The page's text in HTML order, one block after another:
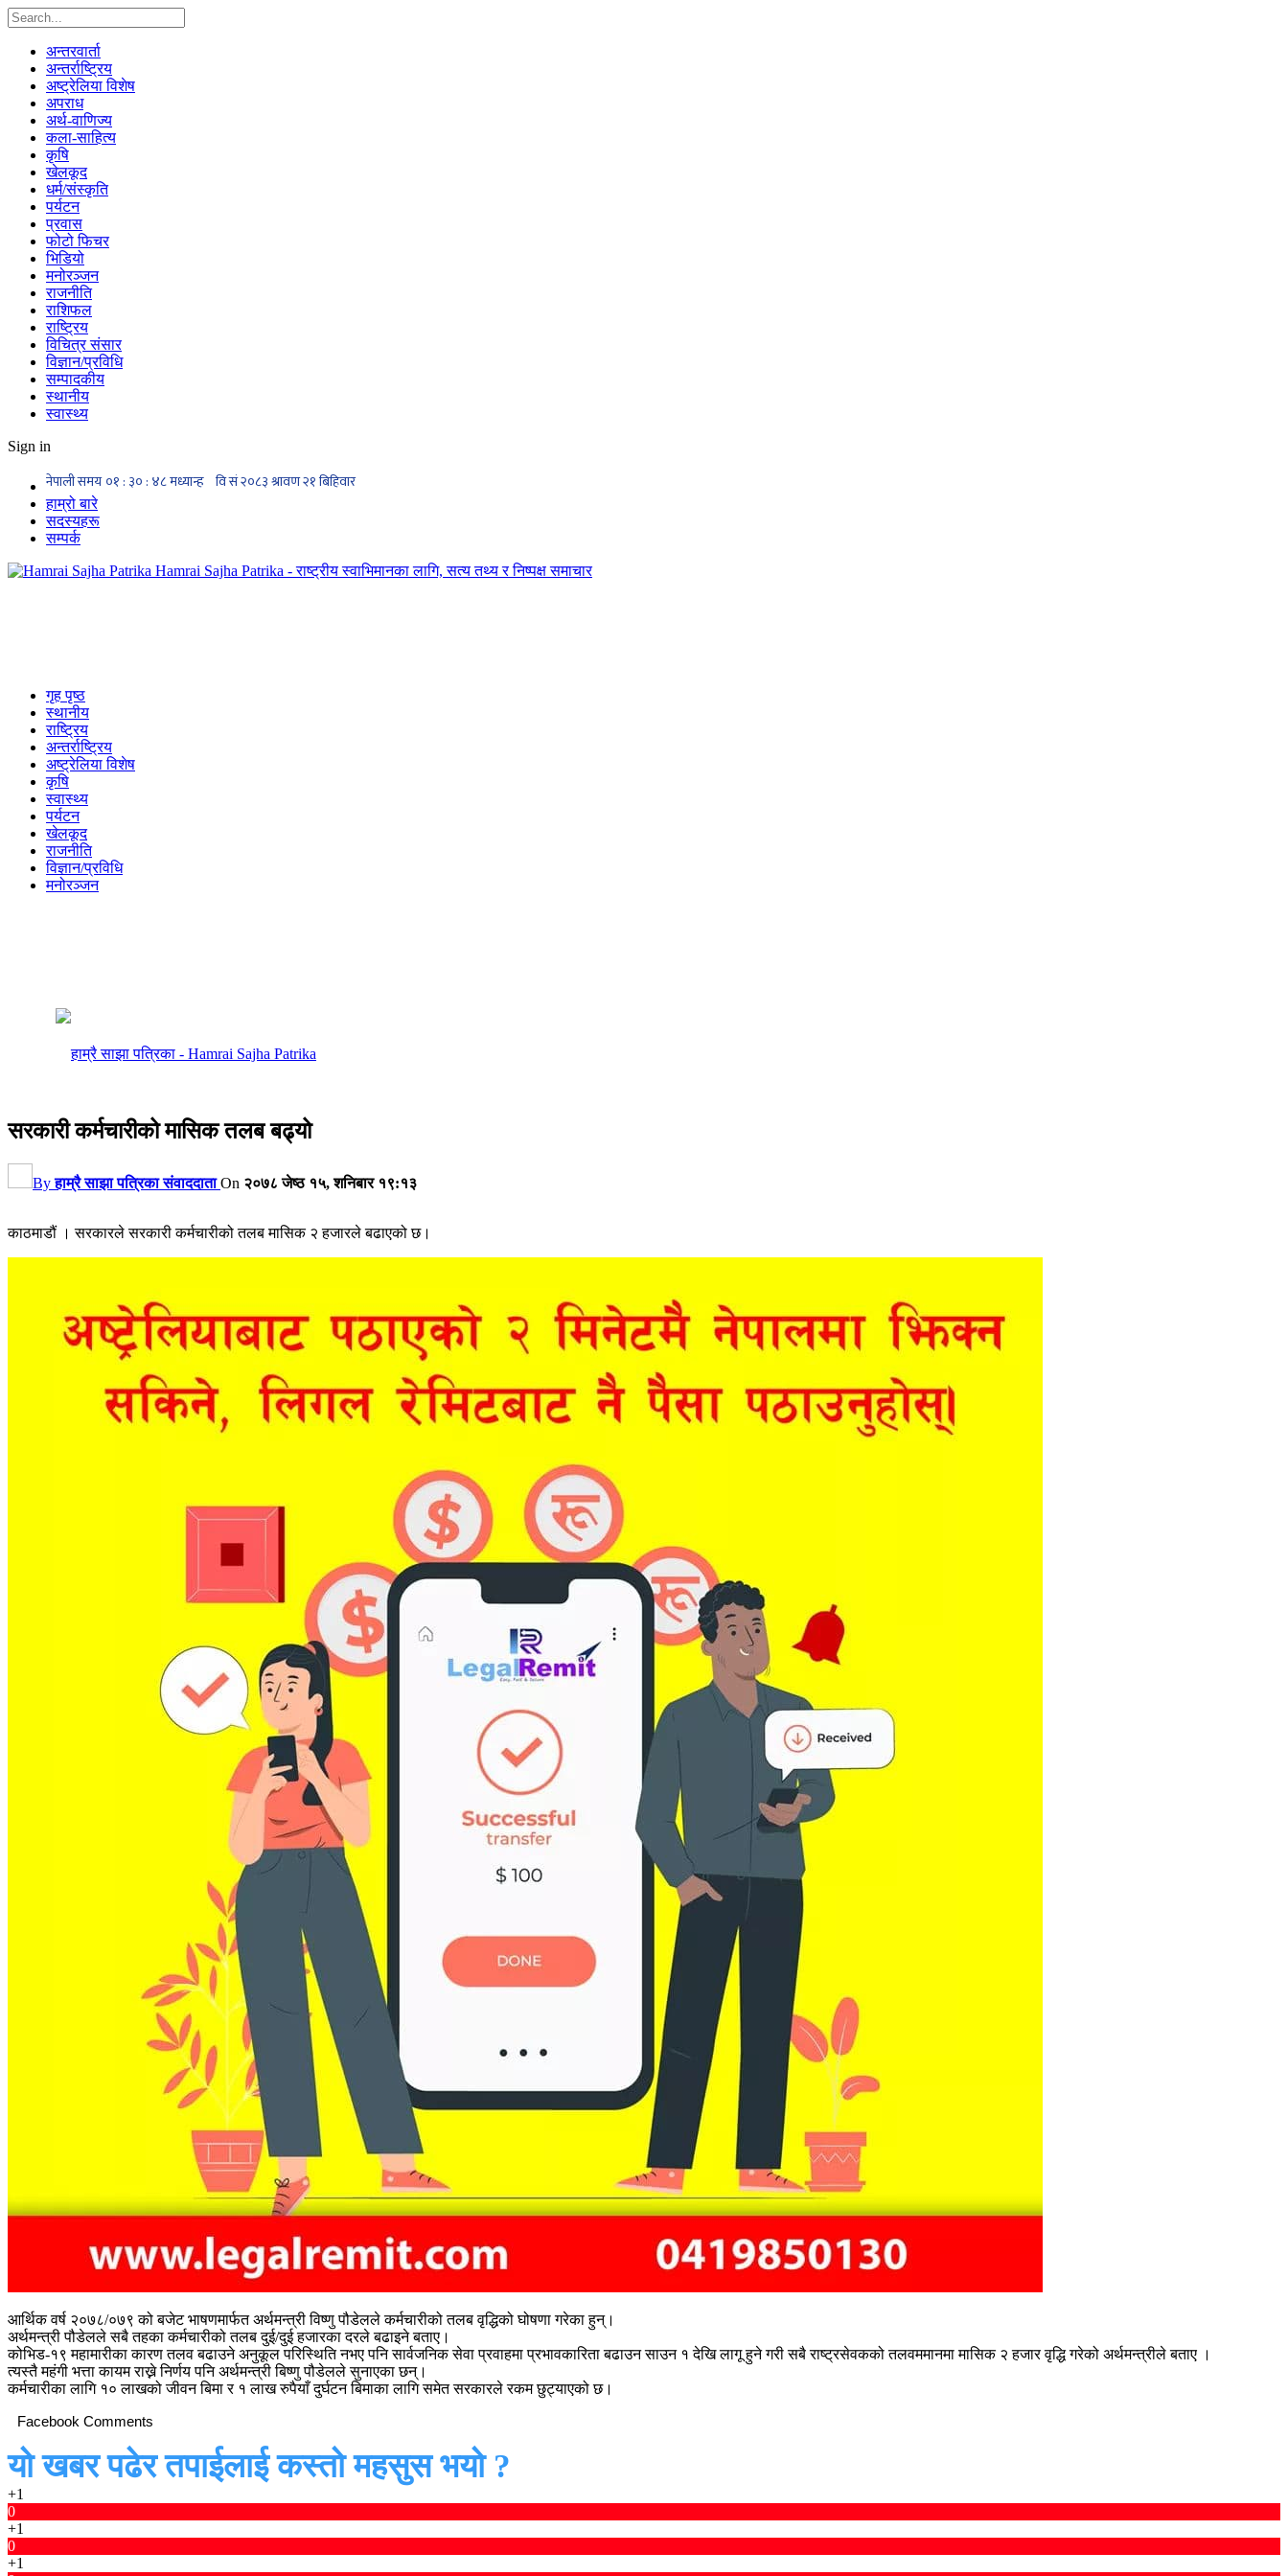
अन्तरवार्ता
अन्तर्राष्ट्रिय
अष्ट्रेलिया विशेष
अपराध
अर्थ-वाणिज्य
कला-साहित्य
कृषि
खेलकूद
धर्म/संस्कृति
पर्यटन
प्रवास
फोटो फिचर
भिडियो
मनोरञ्जन
राजनीति
राशिफल
राष्ट्रिय
विचित्र संसार
विज्ञान/प्रविधि
सम्पादकीय
स्थानीय
स्वास्थ्य
Sign in
हाम्रो बारे
सदस्यहरू
सम्पर्क
Hamrai Sajha Patrika - राष्ट्रीय स्वाभिमानका लागि, सत्य तथ्य र निष्पक्ष समाचार
गृह पृष्ठ
स्थानीय
राष्ट्रिय
अन्तर्राष्ट्रिय
अष्ट्रेलिया विशेष
कृषि
स्वास्थ्य
पर्यटन
खेलकूद
राजनीति
विज्ञान/प्रविधि
मनोरञ्जन
सरकारी कर्मचारीको मासिक तलब बढ्यो
Byहाम्रै साझा पत्रिका संवाददाता On २०७८ जेष्ठ १५, शनिबार १९:१३
काठमाडौं । सरकारले सरकारी कर्मचारीको तलब मासिक २ हजारले बढाएको छ।
आर्थिक वर्ष २०७८/०७९ को बजेट भाषणमार्फत अर्थमन्त्री विष्णु पौडेलले कर्मचारीको तलब वृद्धिको घोषणा गरेका हुन्।
अर्थमन्त्री पौडेलले सबै तहका कर्मचारीको तलब दुई/दुई हजारका दरले बढाइने बताए।
कोभिड-१९ महामारीका कारण तलव बढाउने अनुकूल परिस्थिति नभए पनि सार्वजनिक सेवा प्रवाहमा प्रभावकारिता बढाउन साउन १ देखि लागू हुने गरी सबै राष्ट्रसेवकको तलवममानमा मासिक २ हजार वृद्धि गरेको अर्थमन्त्रीले बताए ।
त्यस्तै महंगी भत्ता कायम राख्ने निर्णय पनि अर्थमन्त्री बिष्णु पौडेलले सुनाएका छन्।
कर्मचारीका लागि १० लाखको जीवन बिमा र १ लाख रुपैयाँ दुर्घटन बिमाका लागि समेत सरकारले रकम छुट्याएको छ।
Facebook Comments
यो खबर पढेर तपाईलाई कस्तो महसुस भयो ?
+1
0
+1
0
+1